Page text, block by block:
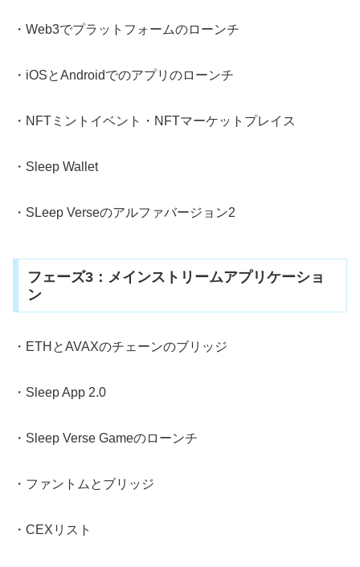
・Web3でプラットフォームのローンチ
・iOSとAndroidでのアプリのローンチ
・NFTミントイベント・NFTマーケットプレイス
・Sleep Wallet
・SLeep Verseのアルファバージョン2
フェーズ3：メインストリームアプリケーショ
ン
・ETHとAVAXのチェーンのブリッジ
・Sleep App 2.0
・Sleep Verse Gameのローンチ
・ファントムとブリッジ
・CEXリスト